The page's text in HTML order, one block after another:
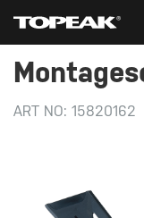
ART NO: 15820162